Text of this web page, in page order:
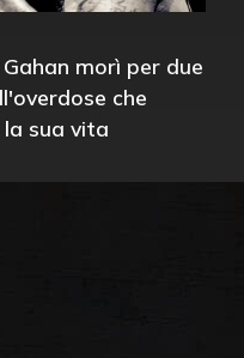
morì per due
che
sua vita